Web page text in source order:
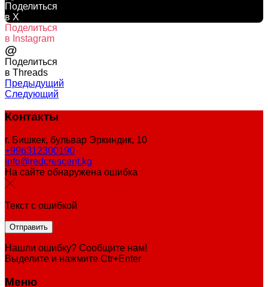
Поделиться
в X
Поделиться
в Instagram
@
Поделиться
в Threads
Предыдущий
Следующий
Контакты
г. Бишкек, бульвар Эркиндик, 10
+996312300190
info@redcrescent.kg
На сайте обнаружена ошибка
Текст с ошибкой
Нашли ошибку? Сообщите нам!
Выделите и нажмите Ctr+Enter
Меню